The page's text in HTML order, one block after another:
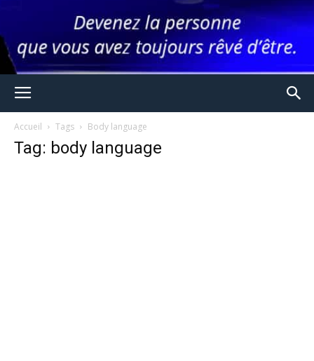
Accueil Tags Body language
Tag: body language